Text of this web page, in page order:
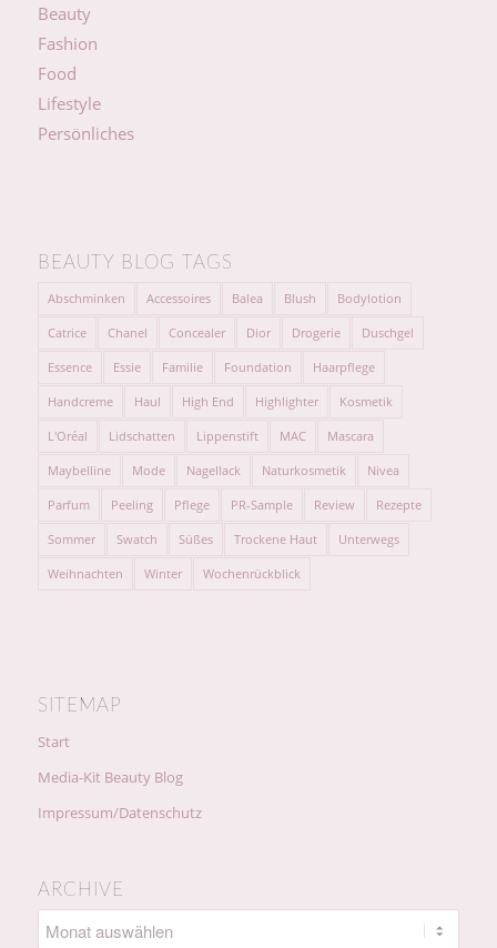
Beauty
Fashion
Food
Lifestyle
Persönliches
BEAUTY BLOG TAGS
Abschminken Accessoires Balea Blush Bodylotion
Catrice Chanel Concealer Dior Drogerie Duschgel
Essence Essie Familie Foundation Haarpflege
Handcreme Haul High End Highlighter Kosmetik
L'Oréal Lidschatten Lippenstift MAC Mascara
Maybelline Mode Nagellack Naturkosmetik Nivea
Parfum Peeling Pflege PR-Sample Review Rezepte
Sommer Swatch Süßes Trockene Haut Unterwegs
Weihnachten Winter Wochenrückblick
SITEMAP
Start
Media-Kit Beauty Blog
Impressum/Datenschutz
ARCHIVE